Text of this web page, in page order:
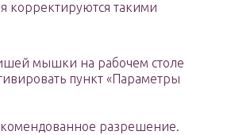
корректируются такими
мышки на рабочем столе
пункт «Параметры
разрешение.